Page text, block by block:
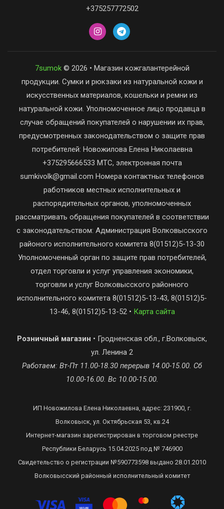
+375257772502
7sumok© 2026 • Магазин кожгалантерейной
продукции. Сумки и рюкзаки из натуральной кожи и
искусственных материалов, кошельки и ремни из
натуральной кожи. Уполномоченное лицо продавца в
случае обращений покупателей о нарушении их прав,
предусмотренных законодательством о защите прав
потребителей: Новожилова Елена Николаевна
+375295666533 МТС, электронная почта
sumkivolk@gmail.com Номера контактных телефонов
работников местных исполнительных и
распорядительных органов, уполномоченных
рассматривать обращения покупателей в соответствии
с законодательством: Администрация Волковысского
районого исполнительного комитета 8(01512)5-13-30
Уполномоченный орган по защите прав потребителей,
отдел торговли и услуг управления экономики,
торговли и услуг Волковысского районного
исполнительного комитета 8(01512)5-13-43, 8(01512)5-
13-46, 8(01512)5-13-52 • Карта сайта
Розничный магазин • Гродненская обл., г.Волковыск,
ул. Ленина 2
Работаем: Вт-Пт 11.00-18.30 перерыв 14.00-15.00. Сб
10.00-16.00. Вс 10.00-15.00.
ИП Новожилова Елена Николаевна, адрес: 231900, г.
Волковыск, ул. Октябрьская 53, кв.24
Интернет-магазин зарегистрирован в торговом реестре
Республики Беларусь 15.04.2025 под № 746900
Свидетельство о регистрации №590773598 выдано 28.01.2010
Волковысский районный исполнительный комитет